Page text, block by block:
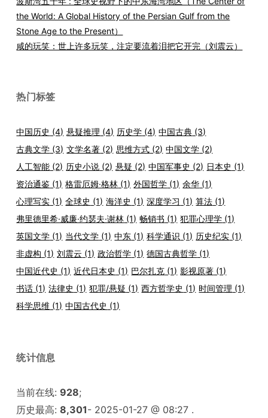
the World: A Global History of the Persian Gulf from the
Stone Age to the Present）
咸的玩笑：世上许多玩笑，注定要流着泪把它开完（刘震云）
热门标签
中国历史 (4) 悬疑推理 (4) 历史学 (4) 中国古典 (3)
古典文学 (3) 文学名著 (2) 思维方式 (2) 中国文学 (2)
人工智能 (2) 历史小说 (2) 悬疑 (2) 中国军事史 (2) 日本史 (1)
资治通鉴 (1) 格雷厄姆·格林 (1) 外国哲学 (1) 余华 (1)
心理写实 (1) 全球史 (1) 海洋史 (1) 深度学习 (1) 算法 (1)
弗里德里希·威廉·约瑟夫·谢林 (1) 畅销书 (1) 犯罪心理学 (1)
英国文学 (1) 当代文学 (1) 中东 (1) 科学通识 (1) 历史纪实 (1)
非虚构 (1) 刘震云 (1) 政治哲学 (1) 德国古典哲学 (1)
中国近代史 (1) 近代日本史 (1) 巴尔扎克 (1) 影视原著 (1)
书话 (1) 法律史 (1) 犯罪/悬疑 (1) 西方哲学史 (1) 时间管理 (1)
科学思维 (1) 中国古代史 (1)
统计信息
当前在线:928;
历史最高:8,301- 2025-01-27 @ 08:27 .